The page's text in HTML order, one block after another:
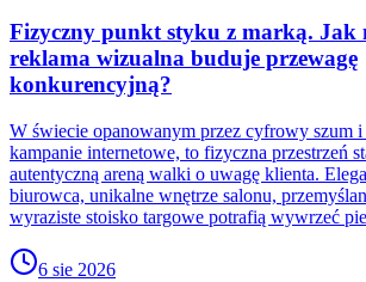
Fizyczny punkt styku z marką. Jak
reklama wizualna buduje przewagę
konkurencyjną?
W świecie opanowanym przez cyfrowy szum
kampanie internetowe, to fizyczna przestrzeń
autentyczną areną walki o uwagę klienta.
biurowca, unikalne wnętrze salonu,
wyraziste stoisko targowe potrafią wywrzeć
6 sie 2026